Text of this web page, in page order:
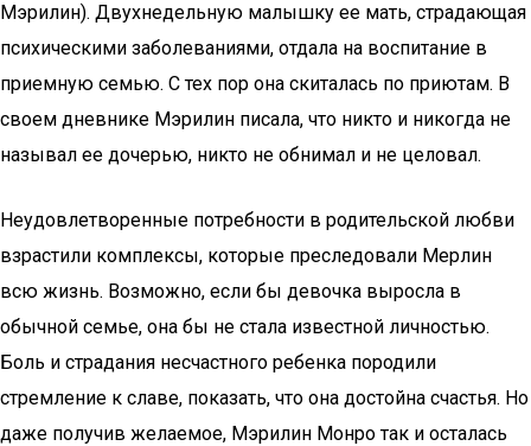
Мэрилин). Двухнедельную малышку ее мать, страдающая
психическими заболеваниями, отдала на воспитание в
приемную семью. С тех пор она скиталась по приютам. В
своем дневнике Мэрилин писала, что никто и никогда не
называл ее дочерью, никто не обнимал и не целовал.
Неудовлетворенные потребности в родительской любви
взрастили комплексы, которые преследовали Мерлин
всю жизнь. Возможно, если бы девочка выросла в
обычной семье, она бы не стала известной личностью.
Боль и страдания несчастного ребенка породили
стремление к славе, показать, что она достойна счастья. Но
даже получив желаемое, Мэрилин Монро так и осталась